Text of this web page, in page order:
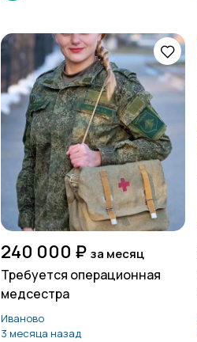
240 000 ₽ за месяц
Требуется операционная
медсестра
Иваново
3 месяца назад